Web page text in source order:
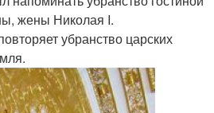
жены Николая I.
убранство царских